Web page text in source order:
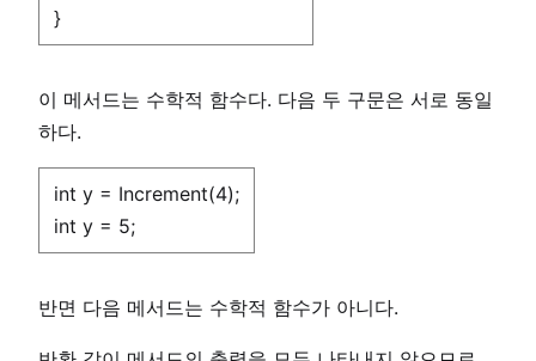
}
이 메서드는 수학적 함수다. 다음 두 구문은 서로 동일
하다.
int y = Increment(4);
int y = 5;
반면 다음 메서드는 수학적 함수가 아니다.